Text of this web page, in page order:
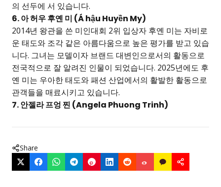
의 선두에 서 있습니다.
6. 아 허우 후옌 미 (Á hậu Huyền My)
2014년 왕관을 쓴 미인대회 2위 입상자 후옌 미는 자비로
운 태도와 조각 같은 아름다움으로 높은 평가를 받고 있습
니다. 그녀는 모델이자 브랜드 대변인으로서의 활동으로
전국적으로 잘 알려진 인물이 되었습니다. 2025년에도 후
옌 미는 우아한 태도와 패션 산업에서의 활발한 활동으로
관객들을 매료시키고 있습니다.
7. 안젤라 프엉 찐 (Angela Phuong Trinh)
Share